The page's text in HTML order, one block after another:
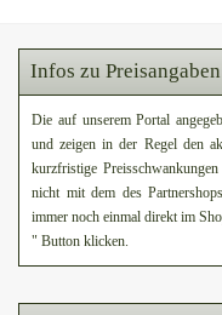
Infos zu Preisangaben
Die auf unserem Portal
und zeigen in der Regel den
kurzfristige
nicht mit dem des
immer noch einmal direkt im
" Button klicken.